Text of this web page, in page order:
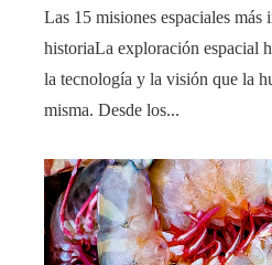
Las 15 misiones espaciales más
historiaLa exploración espacial
la tecnología y la visión que la
misma. Desde los...